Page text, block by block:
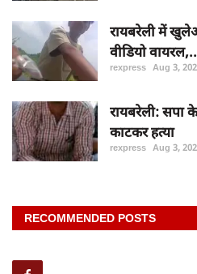
रायबरेली में
वीडियो
rexpress Aug 3,
रायबरेली: सपा
काटकर हत्या
rexpress Aug 3,
RECOMMENDED POSTS